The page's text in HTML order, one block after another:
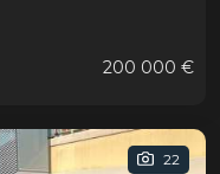
200 000 €
22